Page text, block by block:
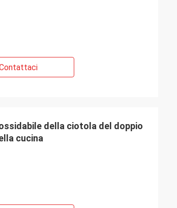
della ciotola del doppio
cucina